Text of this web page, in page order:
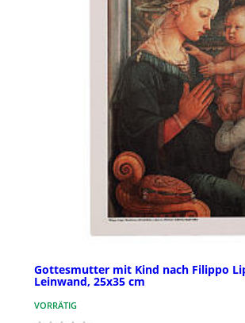
Gottesmutter mit Kind nach Filippo
Leinwand, 25x35 cm
VORRÄTIG